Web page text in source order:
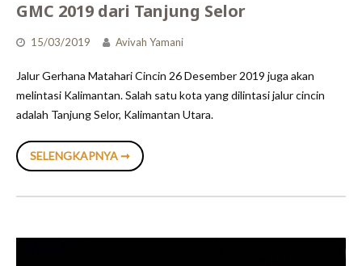
GMC 2019 dari Tanjung Selor
15/03/2019 Avivah Yamani
Jalur Gerhana Matahari Cincin 26 Desember 2019 juga akan
melintasi Kalimantan. Salah satu kota yang dilintasi jalur cincin
adalah Tanjung Selor, Kalimantan Utara.
SELENGKAPNYA ➞GMC
2019
SELOR